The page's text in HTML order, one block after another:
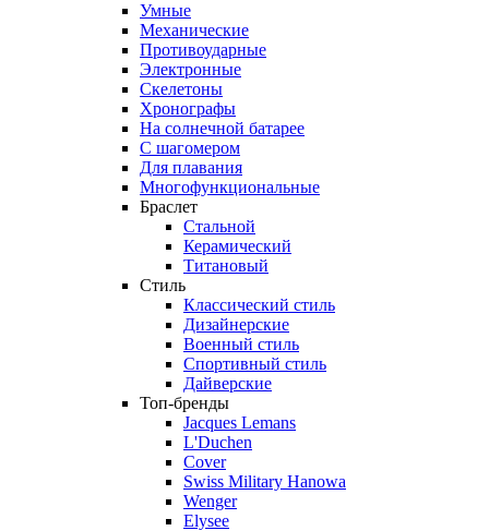
Умные
Механические
Противоударные
Электронные
Скелетоны
Хронографы
На солнечной батарее
С шагомером
Для плавания
Многофункциональные
Браслет
Стальной
Керамический
Титановый
Стиль
Классический стиль
Дизайнерские
Военный стиль
Спортивный стиль
Дайверские
Топ-бренды
Jacques Lemans
L'Duchen
Cover
Swiss Military Hanowa
Wenger
Elysee